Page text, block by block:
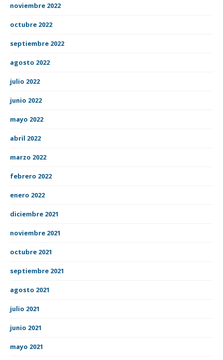
noviembre 2022
octubre 2022
septiembre 2022
agosto 2022
julio 2022
junio 2022
mayo 2022
abril 2022
marzo 2022
febrero 2022
enero 2022
diciembre 2021
noviembre 2021
octubre 2021
septiembre 2021
agosto 2021
julio 2021
junio 2021
mayo 2021